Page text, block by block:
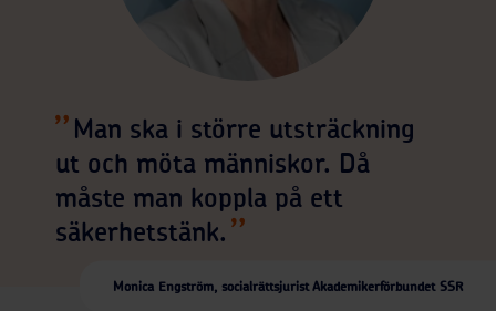
Man ska i större utsträckning
ut och möta människor. Då
måste man koppla på ett
säkerhetstänk.
Monica Engström, socialrättsjurist Akademikerförbundet SSR